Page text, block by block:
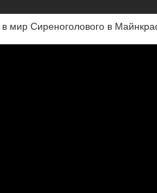
в мир Сиреноголового в